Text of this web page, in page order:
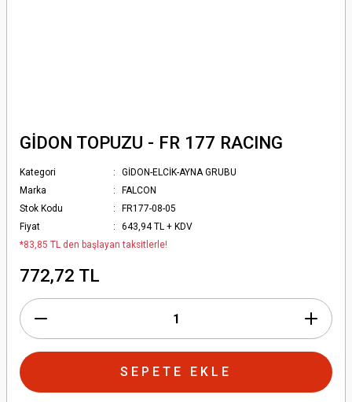
GİDON TOPUZU - FR 177 RACING
Kategori
GİDON-ELCİK-AYNA GRUBU
Marka
FALCON
Stok Kodu
FR177-08-05
Fiyat
643,94 TL + KDV
*83,85 TL den başlayan taksitlerle!
772,72 TL
SEPETE EKLE